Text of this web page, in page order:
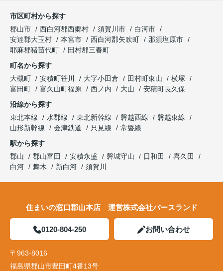
市区町村から探す
郡山市
西白河郡西郷村 須賀川市
白河市
安達郡大玉村
本宮市 西白河郡矢吹町
那須塩原市
耶麻郡猪苗代町
田村郡三春町
町名から探す
大槻町
安積町笹川 大字小田倉 田村町東山
横塚
富田町
富久山町福原 西ノ内 大山
安積町長久保
沿線から探す
東北本線
水郡線 東北新幹線 磐越西線
磐越東線
山形新幹線
会津鉄道 只見線
常磐線
駅から探す
郡山
郡山富田 安積永盛 磐城守山 日和田
喜久田
白河
舞木 新白河 須賀川
住まいの窓口郡山本店 運営株式会社バースランド
0120-804-250 お問い合わせ
〒963-8016
福島県郡山市豊田町4番13号